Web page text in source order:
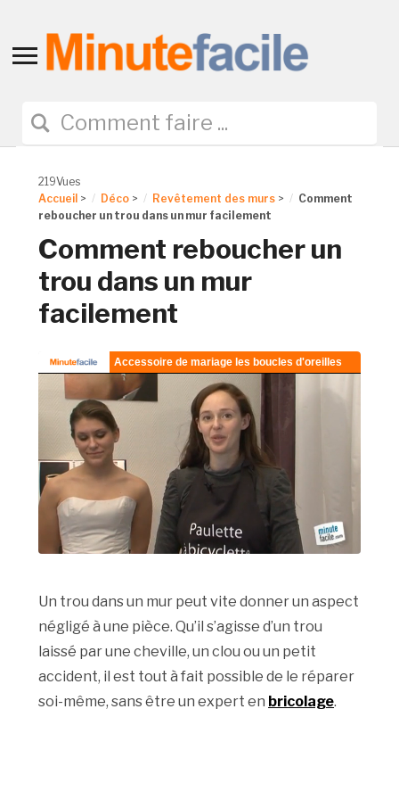
Toggle
navigation
219Vues
Accueil > Déco > Revêtement des murs >
Comment
reboucher un trou dans un mur facilement
Comment reboucher un
trou dans un mur
facilement
Un trou dans un mur peut vite donner un aspect
négligé à une pièce. Qu’il s’agisse d’un trou
laissé par une cheville, un clou ou un petit
accident, il est tout à fait possible de le réparer
soi-même, sans être un expert en bricolage.